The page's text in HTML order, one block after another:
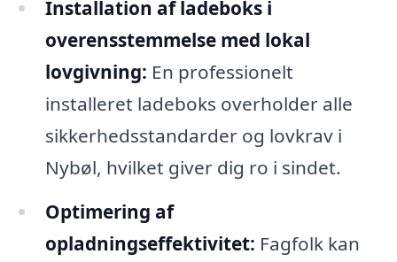
Installation af ladeboks i
overensstemmelse med lokal
lovgivning: En professionelt
installeret ladeboks overholder alle
sikkerhedsstandarder og lovkrav i
Nybøl, hvilket giver dig ro i sindet.
Optimering af
opladningseffektivitet: Fagfolk kan